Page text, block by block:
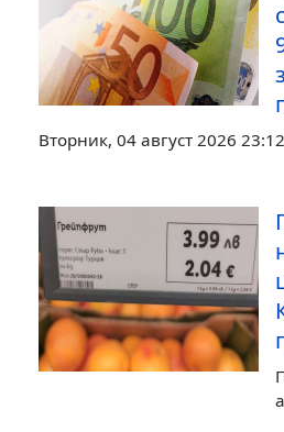
Вторник, 04 август 2026 23:12